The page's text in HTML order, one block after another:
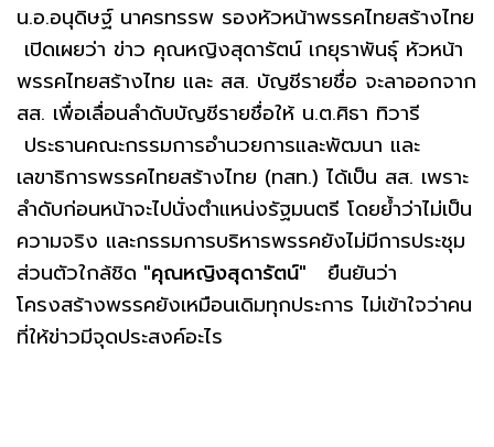
น.อ.อนุดิษฐ์ นาครทรรพ รองหัวหน้าพรรคไทยสร้างไทย
เปิดเผยว่า ข่าว คุณหญิงสุดารัตน์ เกยุราพันธุ์ หัวหน้า
พรรคไทยสร้างไทย และ สส. บัญชีรายชื่อ จะลาออกจาก
สส. เพื่อเลื่อนลำดับบัญชีรายชื่อให้ น.ต.ศิธา ทิวารี
ประธานคณะกรรมการอำนวยการและพัฒนา และ
เลขาธิการพรรคไทยสร้างไทย (ทสท.) ได้เป็น สส. เพราะ
ลำดับก่อนหน้าจะไปนั่งตำแหน่งรัฐมนตรี โดยย้ำว่าไม่เป็น
ความจริง และกรรมการบริหารพรรคยังไม่มีการประชุม
ส่วนตัวใกล้ชิด "คุณหญิงสุดารัตน์"
ยืนยันว่า
โครงสร้างพรรคยังเหมือนเดิมทุกประการ ไม่เข้าใจว่าคน
ที่ให้ข่าวมีจุดประสงค์อะไร